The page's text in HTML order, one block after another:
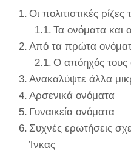
Οι πολιτιστικές
Τα ονόματα και
Από τα πρώτα
Ο απόηχός τους
Ανακαλύψτε άλλα
Αρσενικά ονόματα
Γυναικεία ονόματα
Συχνές ερωτήσεις
Ίνκας